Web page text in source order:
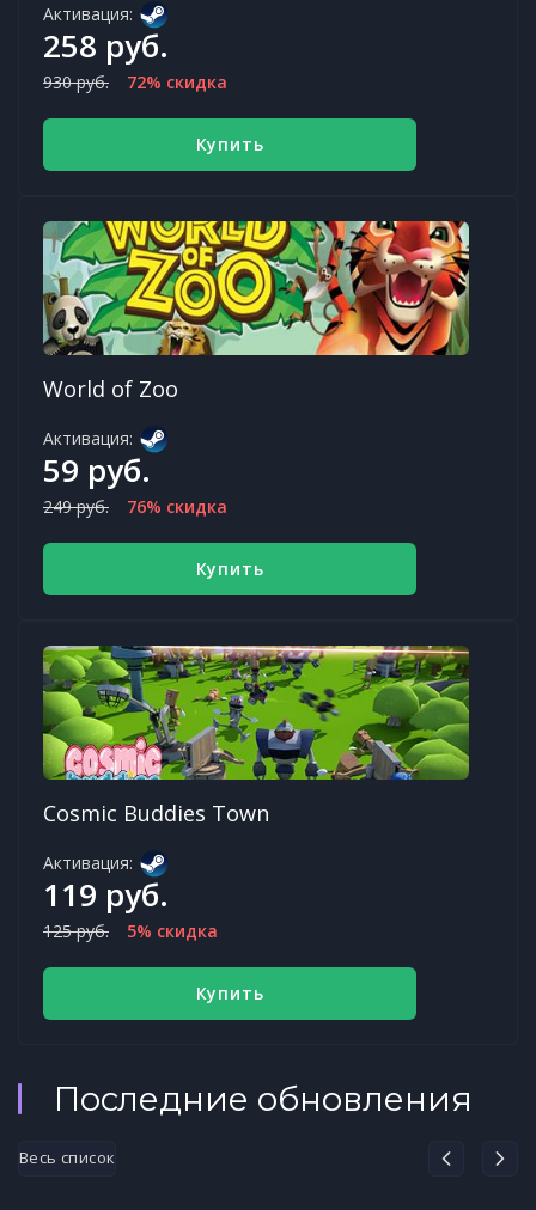
Активация:
258 руб.
930 руб. 72% скидка
Купить
World of Zoo
Активация:
59 руб.
249 руб. 76% скидка
Купить
Cosmic Buddies Town
Активация:
119 руб.
125 руб. 5% скидка
Купить
Последние обновления
Весь список